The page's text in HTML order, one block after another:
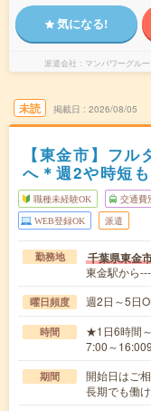
気になる!
派遣会社 マンパワーグル
未読 掲載日 2026/08/05
【東金市】フ
へ＊週2や時短
職種未経験OK 交通費
WEB登録OK 派遣
勤務地 千葉県東金
東金駅から
曜日頻度 週2日～5日
時間
★1日6時間
7:00～
期間
開始日はご
長期でも働け